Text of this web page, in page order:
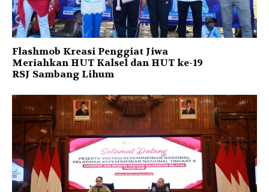
Flashmob Kreasi Penggiat Jiwa
Meriahkan HUT Kalsel dan HUT ke-19
RSJ Sambang Lihum